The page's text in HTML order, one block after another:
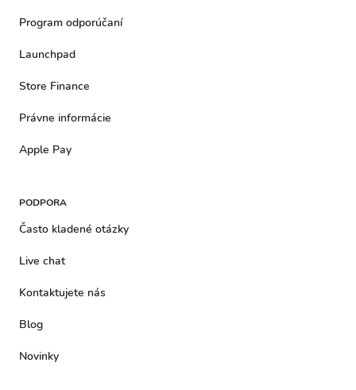
Program odporúčaní
Launchpad
Store Finance
Právne informácie
Apple Pay
PODPORA
Často kladené otázky
Live chat
Kontaktujete nás
Blog
Novinky